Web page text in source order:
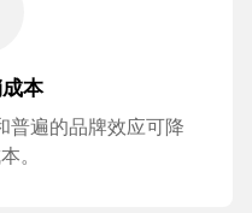
本
普遍的品牌效应可降
。